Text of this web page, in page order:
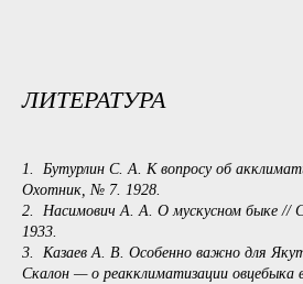
ЛИТЕРАТУРА
1. Бутурлин С. А. К вопросу об
Охотник, № 7. 1928.
2. Насимович А. А. О мускусном быке //
1933.
3. Казаев А. В. Особенно важно для
Скалон — о реакклиматизации